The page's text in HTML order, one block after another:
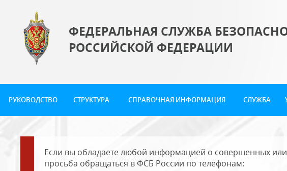
ФЕДЕРАЛЬНАЯ СЛУЖБА
РОССИЙСКОЙ ФЕДЕРАЦИИ
РУКОВОДСТВО СТРУКТУРА СПРАВОЧНАЯ ИНФОРМАЦИЯ СЛУЖБА
Если вы обладаете любой информацией о совершенных или
просьба обращаться в ФСБ России по телефонам: